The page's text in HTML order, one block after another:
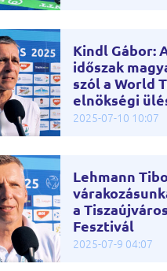
Kindl Gábor:
időszak
szól a World
elnökségi
2025-07-10 10:07
Lehmann
a
Fesztivál
2025-07-9 04:07